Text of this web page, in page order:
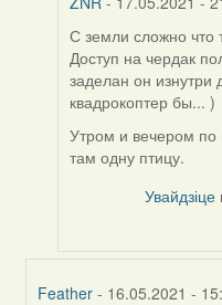
In
reply
to
by
Harrier
С земли сложно что
Доступ на чердак
заделан он
квадрокоптер бы... )
Утром и вечером по
там одну птицу.
Увайдзіце
Feather - 16.05.2021 -